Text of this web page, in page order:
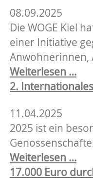
08.09.2025
Die WOGE Kiel
einer Initiative
Anwohnerinnen,
Weiterlesen …
Kiel
–
in
der
2.
11.04.2025
2025 ist ein
Weiterlesen …2.
17.000 Euro